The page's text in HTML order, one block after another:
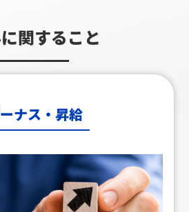
関すること
ナス・昇給